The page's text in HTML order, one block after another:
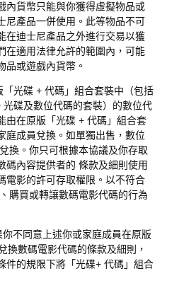
內貨幣只能與你獲得虛擬物品或
尼產品一併使用。此等物品不可
在迪士尼產品之外進行交易以獲
在適用法律允許的範圍內，可能
品或遊戲內貨幣。
「光碟 + 代碼」組合套裝中（包括
光碟及數位代碼的套裝）的數位代
由在原版「光碟 + 代碼」組合套
庭成員兌換。如單獨出售，數位
換。你只可根據本協議及你存取
碼內容提供者的 條款及細則使用
電影的許可存取權限。以不符合
購買或轉讓數碼電影代碼的行為
你不同意上述你或家庭成員在原版
換數碼電影代碼的條款及細則，
件的規限下將「光碟+ 代碼」組合